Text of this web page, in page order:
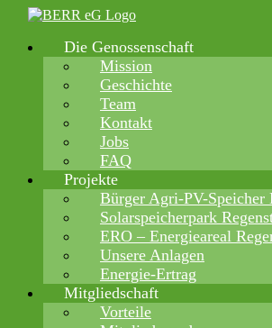
Zum
springen
Die Genossenschaft
Mission
Geschichte
Team
Kontakt
Jobs
FAQ
Projekte
Bürger Agri-PV-Speicher
Solarspeicherpark
ERO – Energieareal
Unsere Anlagen
Energie-Ertrag
Mitgliedschaft
Vorteile